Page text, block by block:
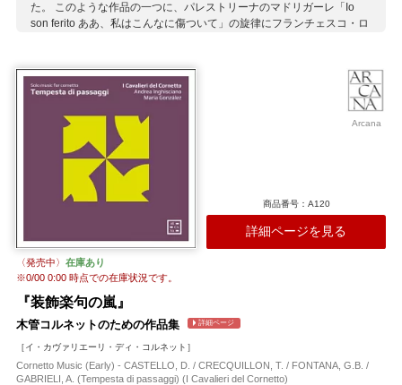
た。 このような作品の一つに、パレストリーナのマドリガーレ「Io
son ferito ああ、私はこんなに傷ついて」の旋律にフランチェスコ・ロ
ディミニューションの作例と、ヴァイオリニストのオリヴァー・ウェ
ッバー自身がこの時代の作品に新たな装飾を施したヴァージョンを聴
くことができます。 オリヴァー・ウェッバーは17世紀から18世紀作品
を得意とするピリオド楽器アンサンブル「モンテヴェルディ弦楽バン
ド」の音楽監督。このアルバムはアンサンブルに属する奏者たちをフ
ィーチャーするシリーズ『モンテヴェルディ弦楽バンド・イン・フォ
ーカス』の最初の1枚となります。
収録作曲家：
パレストリーナ マイオーネ
マリーニ
ラッソ（ラッスス） G.ガブリエリ
ビクトリア
ロッシ
カステッロ カプリオーリ
ヴィルジニアーノ
A.ガブリエリ
Arcana
商品番号：A120
詳細ページを見る
〈発売中〉 在庫あり
※0/00 0:00時点での在庫状況です。
『装飾楽句の嵐』
木管コルネットのための作品集 詳細ページ
［イ・カヴァリエーリ・ディ・コルネット］
Cornetto Music (Early) - CASTELLO, D. / CRECQUILLON, T. / FONTANA, G.B. /
GABRIELI, A. (Tempesta di passaggi) (I Cavalieri del Cornetto)